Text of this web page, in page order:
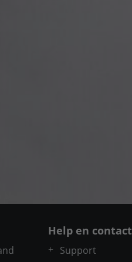
Help en contact
Support